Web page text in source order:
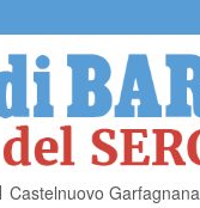
Castelnuovo Garfagnana